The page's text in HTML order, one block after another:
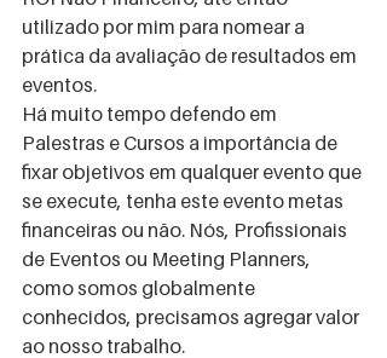
utilizado por mim para nomear a
prática da avaliação de resultados em
eventos.
Há muito tempo defendo em
Palestras e Cursos a importância de
fixar objetivos em qualquer evento que
se execute, tenha este evento metas
financeiras ou não. Nós, Profissionais
de Eventos ou Meeting Planners,
como somos globalmente
conhecidos, precisamos agregar valor
ao nosso trabalho.